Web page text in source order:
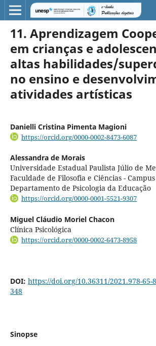
11. Aprendizagem
em crianças e
altas habilidades/
no ensino e
atividades artísticas
Danielli Cristina Pimenta Magioni
https://orcid.org/0000-0002-8473-6087
Alessandra de Morais
Universidade Estadual Paulista Júlio de
Faculdade de Filosofia e Ciências -
Departamento de Psicologia da Educação
https://orcid.org/0000-0001-5521-9307
Miguel Cláudio Moriel Chacon
Clínica Psicológica
https://orcid.org/0000-0002-6473-8958
DOI: https://doi.org/10.36311/2021.978-65-
348
Sinopse